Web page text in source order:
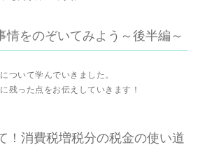
情をのぞいてみよう～後半編～
ついて学んでいきました。
残った点をお伝えしていきます！
！消費税増税分の税金の使い道